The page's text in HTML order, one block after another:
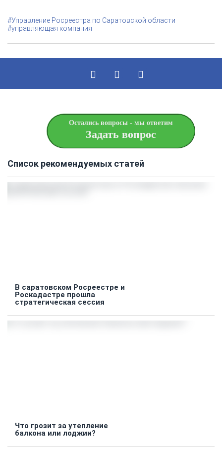
#Управление Росреестра по Саратовской области
#управляющая компания
Остались вопросы - мы ответим
Задать вопрос
Список рекомендуемых статей
В саратовском Росреестре и
Роскадастре прошла
стратегическая сессия
Что грозит за утепление
балкона или лоджии?